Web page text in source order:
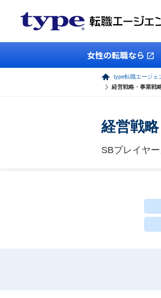
女性の転職なら
type転職エージェ
経営戦略・事業戦
経営戦
SBプレイヤ